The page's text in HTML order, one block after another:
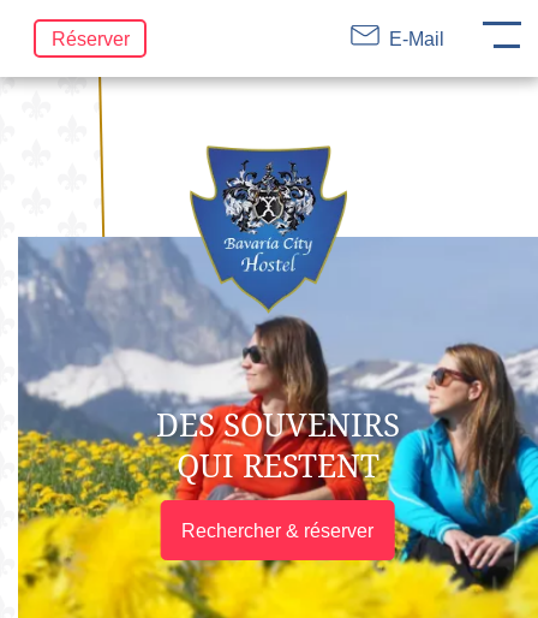
FR
Réserver E-Mail
DES SOUVENIRS
QUI RESTENT
Rechercher & réserver